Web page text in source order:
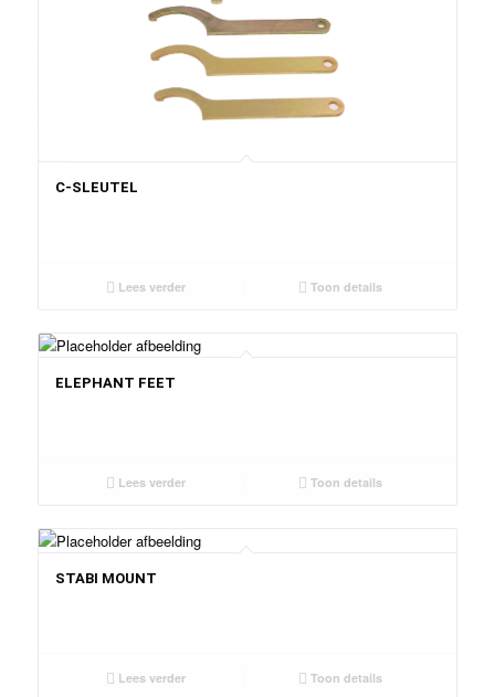
C-SLEUTEL
Lees verder Toon details
ELEPHANT FEET
Lees verder Toon details
STABI MOUNT
Lees verder Toon details